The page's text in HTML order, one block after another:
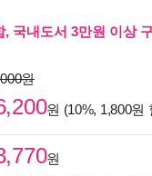
국내도서 3만원 이상
원
원 (10%, 1,800원
원